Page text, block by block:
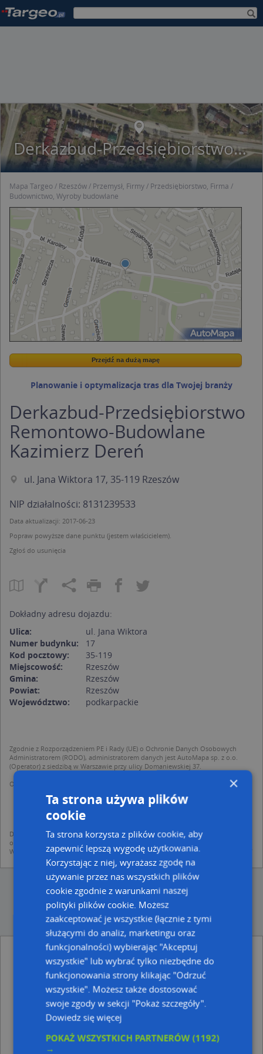
Derkazbud-Przedsiębiorstwo Remontowo-Budowlane Kazimierz Dereń
Mapa Targeo Rzeszów Przemysł, Firmy
Przedsiębiorstwo, Firma
Budownictwo, Wyroby budowlane
Wstaw tę mapkę na swoją stronę
Przejdź na dużą mapę
Przejdź na dużą mapę
Planowanie i optymalizacja tras dla Twojej branży
Derkazbud-Przedsiębiorstwo
Remontowo-Budowlane
Kazimierz Dereń
ul. Jana Wiktora 17, 35-119 Rzeszów
NIP działalności: 8131239533
Data aktualizacji: 2017-06-23
Popraw powyższe dane punktu (jestem właścicielem).
Zgłoś do usunięcia
Dokładny adresu dojazdu:
Ulica:
ul. Jana Wiktora
Numer budynku:
17
Kod pocztowy:
35-119
Miejscowość:
Rzeszów
Gmina:
Rzeszów
Powiat:
Rzeszów
Województwo:
podkarpackie
Zgodnie z Rozporządzeniem PE i Rady (UE) o Ochronie Danych Osobowych
Administratorem (RODO), administratorem danych jest AutoMapa sp. z o.o.
(Operator) z siedzibą w Warszawie przy ulicy Domaniewskiej 37.
Operator przetwarza dane osobowe w celu:
dodania ich do bazy Targeo oraz publikacji w wyszukiwarce firm i na
mapach (art. 6 ust. 1 lit. f RODO)
udostępniania danych o firmach partnerom biznesowym operatora (art.
6 ust. 1 lit. f RODO)
Dane pochodzą z publicznych baz CEIDG, GUS, REGON, z firmowych stron www
oraz od podmiotów zewnętrznych.
Więcej informacji dot. RODO:http://regulamin.automapa.pl/odo_przetwarzanie/
Derkazbud-Przedsiębiorstwo Remontowo-
Budowlane Kazimierz Dereń - inne Przemysł,
Firmy w pobliżu
Pawbud, ul. Ignacego Solarza 23, 35-125 Rzeszów
Firma Usługowo Handlowa Lepton, ul. Ignacego
Solarza 16, 35-118 Rzeszów
ul. Strzelnicza 20, 35-505 Rzeszów
×
Ta strona używa plików
cookie
Ta strona korzysta z plików cookie, aby
zapewnić lepszą wygodę użytkowania.
Korzystając z niej, wyrażasz zgodę na
używanie przez nas wszystkich plików
cookie zgodnie z warunkami naszej
polityki plików cookie. Możesz
zaakceptować je wszystkie (łącznie z tymi
służącymi do analiz, marketingu oraz
funkcjonalności) wybierając "Akceptuj
wszystkie" lub wybrać tylko niezbędne do
funkcjonowania strony klikając "Odrzuć
wszystkie". Możesz także dostosować
swoje zgody w sekcji "Pokaż szczegóły".
Dowiedz się więcej
POKAŻ WSZYSTKICH PARTNERÓW(1192)
→